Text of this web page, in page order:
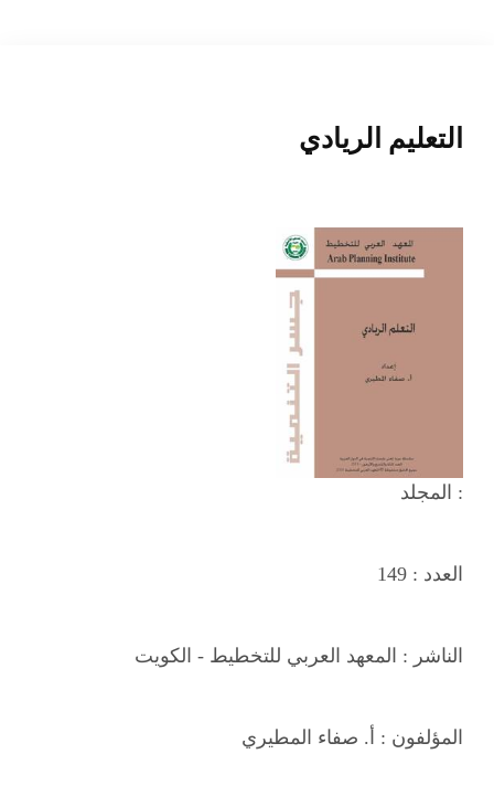
التعليم الريادي
المجلد :
العدد :149
الناشر : المعهد العربي للتخطيط - الكويت
المؤلفون : أ. صفاء المطيري